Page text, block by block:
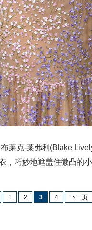
莱克-莱弗利(Blake
，巧妙地遮盖住微凸的
1 2 3 4 下一页